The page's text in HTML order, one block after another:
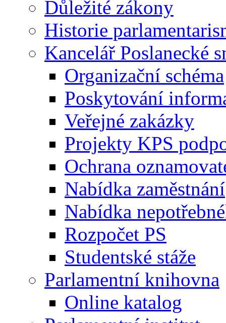
Důležité zákony
Historie
Kancelář Poslanecké
Organizační schéma
Poskytování
Veřejné zakázky
Projekty KPS
Ochrana
Nabídka zaměstnání
Nabídka
Rozpočet PS
Studentské stáže
Parlamentní knihovna
Online katalog